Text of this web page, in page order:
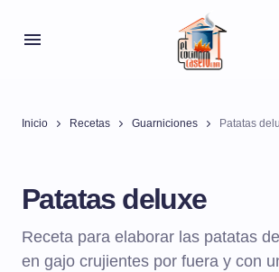
Inicio Recetas Guarniciones Patatas
Patatas deluxe
Receta para elaborar las patatas
en gajo crujientes por fuera y con